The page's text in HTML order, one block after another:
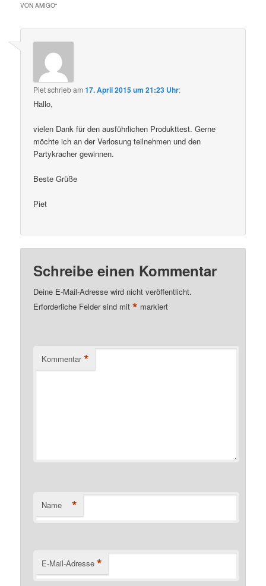
VON AMIGO“
Pietschriebam17. April 2015 um 21:23 Uhr:
Hallo,
vielen Dank für den ausführlichen Produkttest. Gerne
möchte ich an der Verlosung teilnehmen und den
Partykracher gewinnen.
Beste Grüße
Piet
Schreibe einen Kommentar
Deine E-Mail-Adresse wird nicht veröffentlicht.
Erforderliche Felder sind mit* markiert
Kommentar *
Name *
E-Mail-Adresse *